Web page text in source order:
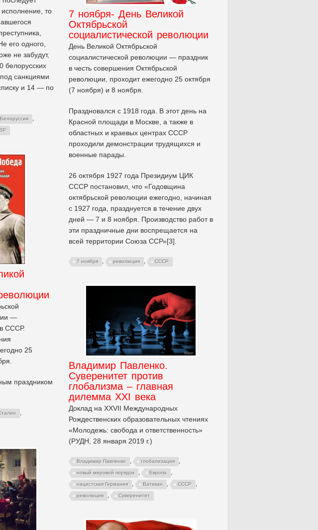
то
его одного,
не забудут,
белорусских
санкциями
и 14 — по
Белоруссия ,
7 ноября- День Великой
Октябрьской
социалистической революции
День Великой Октябрьской
социалистической революции — праздник
в честь совершения Октябрьской
революции, проходит ежегодно 25 октября
(7 ноября) и 8 ноября.
Праздновался с 1918 года. В этот день на
Красной площади в Москве, а также в
областных и краевых центрах СССР
проходили демонстрации трудящихся и
военные парады.
26 октября 1927 года Президиум ЦИК
СССР постановил, что «Годовщина
октябрьской революции ежегодно, начиная
с 1927 года, празднуется в течение двух
дней — 7 и 8 ноября. Производство работ в
эти праздничные дни воспрещается на
всей территории Союза ССР»[3].
7 ноября , революция , СССР
—
СССР.
25
праздником
,
Владимир Павленко.
Суверенитет против
глобализма – главная
дилемма XXI века
Доклад на XXVII Международных
Рождественских образовательных чтениях
«Молодежь: свобода и ответственность»
(РУДН, 28 января 2019 г.)
Владимир Павленко , глобализация ,
новый мировой порядок , Европа ,
нацистская Германия , Ватикан , СССР ,
революция , Суверенитет